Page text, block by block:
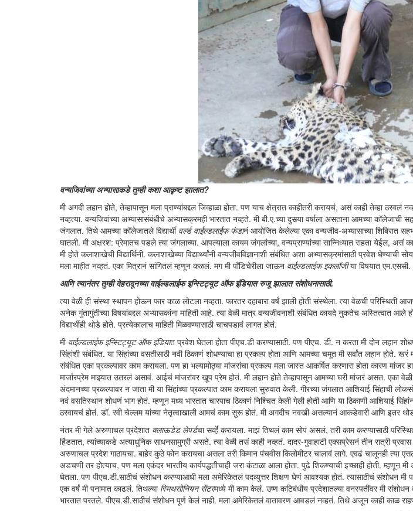
वन्यजिवांच्या अभ्यासाकडे तुम्ही कशा आकृष्ट झालात?
मी अगदी लहान होते, तेव्हापासून मला प्राण्यांबद्दल जिव्हाळा होता. पण याच क्षेत्रात काहीतरी करायचं, असं काही तेव्हा
नव्हत्या. वन्यजिवांच्या अभ्यासासंबंधीचे अभ्यासक्रमही भारतात नव्हते. मी बी.ए.च्या दुसर्‍या वर्षाला असताना आमच्या कॉलेजाची
जंगलात. तिथे आमच्या कॉलेजातले विद्यार्थी वर्ल्ड वाईल्डलाईफ फंडानं आयोजित केलेल्या एका वन्यजीव-अभ्यासाच्या शिबिरात
घातली. मी अक्षरश: प्रेमातच पडले त्या जंगलाच्या. आपल्याला कायम जंगलांच्या, वन्यप्राण्यांच्या सान्निध्यात राहता येईल, असं
मी होते कलाशाखेची विद्यार्थिनी. कलाशाखेच्या विद्यार्थ्यांनी वन्यजीवविज्ञानाशी संबंधित अशा अभ्यासक्रमांसाठी प्रवेश घेण्याची
मला माहीत नव्हतं. एका मित्रानं सांगितलं म्हणून कळलं. मग मी पाँडिचेरीला जाऊन वाईल्डलाईफ इकलॉजीया विषयात
आणि त्यानंतर तुम्ही देहरादूनच्या वाईल्डलाईफ इन्स्टिट्यूट ऑफ इंडियात रुजू झालात संशोधनासाठी.
त्या वेळी ही संस्था स्थापन होऊन फार काळ लोटला नव्हता. फारतर दहाबारा वर्षं झाली होती संस्थेला. त्या वेळची परिस्थिती
अनेक गुंतागुंतीच्या विषयांबद्दल अभ्यासकांना माहिती आहे. त्या वेळी मात्र वन्यजीवनाशी संबंधित कायदे नुकतेच अस्तित्वात आले
विद्यार्थीही थोडे होते. प्रत्येकालाच माहिती मिळवण्यासाठी चाचपडावं लागत होतं.
मी वाईल्डलाईफ इन्स्टिट्यूट ऑफ इंडियात प्रवेश घेतला होता पीएच.डी करण्यासाठी. पण पीएच. डी. न करता मी दोन लहान
सिंहांशी संबंधित. या सिंहांच्या वसतीसाठी नवी ठिकाणं शोधण्याचा हा प्रकल्प होता आणि आमच्या चमूत मी सर्वांत लहान होते.
संबंधित एका प्रकल्पावर काम करायला. पण हा भल्यामोठ्या मांजरांचा प्रकल्प मला जास्त आकर्षित करणारा होता कारण
मार्जारप्रेम माझ्यात उतरलं असावं. आईचं मांजरांवर खूप प्रेम होतं. मी लहान होते तेव्हापासून आमच्या घरी मांजरं असत. एका
अंदमानच्या प्रकल्पावर न जाता मी या सिंहांच्या प्रकल्पात काम करायला सुरुवात केली. गीरच्या जंगलात आशियाई सिंहाची
नवं वसतिस्थान शोधणं भाग होतं. म्हणून मध्य भारतात चारपाच ठिकाणं निश्चित केली गेली होती आणि या ठिकाणी आशियाई
ठरवायचं होतं. डॉ. रवी चेल्लम यांच्या नेतृत्वाखाली आमचं काम सुरू होतं. मी अगदीच नवखी असल्यानं आकडेवारी आणि इतर
नंतर मी गेले अरुणाचल प्रदेशात क्लाऊडेड लेपर्डचा सर्व्हे करायला. माझं तिथलं काम सोपं असलं, तरी काम करण्यासाठी
हिंडतात, त्यांच्याकडे अत्याधुनिक साधनसामुग्री असते. त्या वेळी तसं काही नव्हतं. दादर-गुवाहाटी एक्सप्रेसनं तीन रात्री
अरुणाचल प्रदेश गाठायचा. बाहेर कुठे फोन करायचा असला तरी किमान पंचवीस किलोमीटर चालावं लागे. एवढं चालूनही त्या
अडचणी तर होत्याच, पण मला एकंदर भारतीय कार्यपद्धतीचाही जरा कंटाळा आला होता. पुढे शिकण्याची इच्छाही होती. म्हणून मी
घेतला. पण पीएच.डी.साठीचं संशोधन करण्याआधी मला अमेरिकेतलं पदव्युत्तर शिक्षण घेणं आवश्यक होतं. त्यासाठीचं संशोधन मी
एक वर्षं मी पनामात काढलं. तिथल्या स्मिथसोनियन सेंटरमध्ये मी काम केलं. उष्ण कटिबंधीय प्रदेशातल्या वनस्पतींवर मी
भारतात परतले. पीएच.डी.साठीचं संशोधन पूर्ण केलं नाही. मला अमेरिकेतलं वातावरण आवडलं नव्हतं. तिथे अजून काही काळ